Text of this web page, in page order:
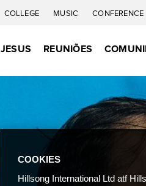
COLLEGE MUSIC CONFERENCE
JESUS REUNIÕES
COOKIES
Hillsong International Ltd atf